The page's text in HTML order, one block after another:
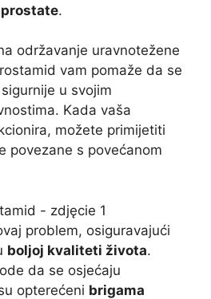
.
održavanje uravnotežene
vam pomaže da se
u svojim
Kada vaša
možete primijetiti
povezane s povećanom
problem, osiguravajući
boljoj kvaliteti života.
da se osjećaju
opterećeni brigama